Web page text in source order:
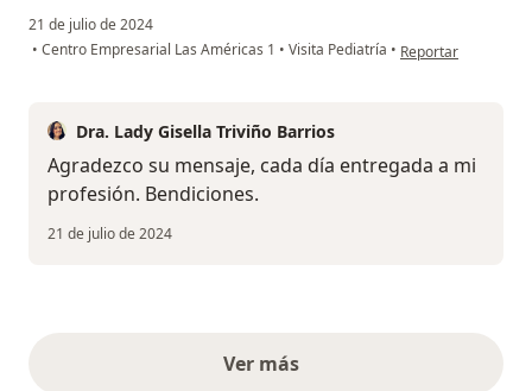
21 de julio de 2024
• Centro Empresarial Las Américas 1 • Visita Pediatría • en opinión del
Reportar
Dra. Lady Gisella Triviño Barrios
Agradezco su mensaje, cada día entregada a mi
profesión. Bendiciones.
21 de julio de 2024
Ver másopiniones anteriores